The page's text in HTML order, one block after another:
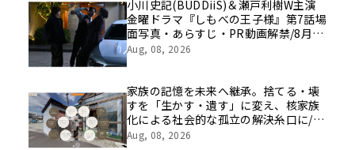
小川史記(BUDDiiS)＆瀬戸利樹W主演
金曜ドラマ『しもべの王子様』第7話場
面写真・あらすじ・PR動画解禁/8月14
日(金)よる11時～放送
Aug, 08, 2026
家族の記憶を未来へ継承。捨てる・壊
すを「生かす・遺す」に変え、核家族
化による社会的な孤立の解決糸口に/家
族の思い出をVRで保存する「ハウスト
Aug, 08, 2026